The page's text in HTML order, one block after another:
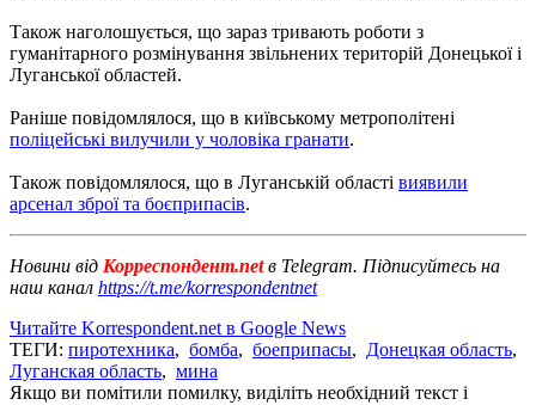
Також наголошується, що зараз тривають роботи з
гуманітарного розмінування звільнених територій Донецької і
Луганської областей.
Раніше повідомлялося, що в київському метрополітені
поліцейські вилучили у чоловіка гранати.
Також повідомлялося, що в Луганській області виявили
арсенал зброї та боєприпасів.
Новини від Корреспондент.netв Telegram. Підписуйтесь на
наш канал https://t.me/korrespondentnet
Читайте Korrespondent.net в Google News
ТЕГИ: пиротехника, бомба, боеприпасы, Донецкая область,
Луганская область, мина
Якщо ви помітили помилку, виділіть необхідний текст і